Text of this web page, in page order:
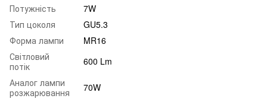
Потужність
7W
Тип цоколя
GU5.3
Форма лампи
MR16
Світловий
потік
600 Lm
Аналог лампи
розжарювання
70W